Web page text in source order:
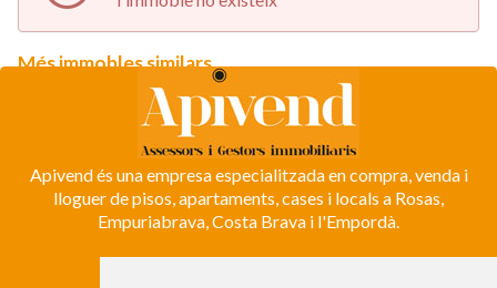
Més immobles similars
Apivend és una empresa especialitzada en compra, venda i
lloguer de pisos, apartaments, cases i locals a Rosas,
Empuriabrava, Costa Brava i l'Empordà.